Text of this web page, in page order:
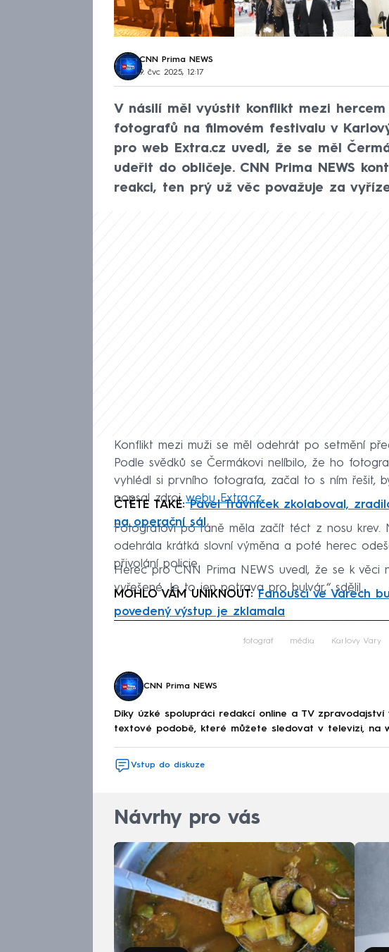
CNN Prima NEWS
9. čvc 2025, 12:17
V násilí měl vyústit konflikt mezi
fotografů na filmovém festivalu v
pro web Extra.cz uvedl, že se měl
udeřit do obličeje. CNN Prima NEWS
reakci, ten prý už věc považuje za
Konflikt mezi muži se měl odehrát po setmění
Podle svědků se Čermákovi nelíbilo, že ho
vyhlédl si prvního fotografa, začal to s ním řešit,
popsal zdroj webu Extra.cz.
ČTĚTE TAKÉ:Pavel Trávníček zkolaboval,
na operační sál
Fotografovi po ráně měla začít téct z nosu krev.
odehrála krátká slovní výměna a poté herec
přivolání policie.
Herec pro CNN Prima NEWS uvedl, že se k věci
vyřešené. Je to jen potrava pro bulvár,“ sdělil.
MOHLO VÁM UNIKNOUT:Fanoušci ve Varech
povedený výstup je zklamala
Failed to
fotograf média Karlovy Vary
CNN Prima NEWS
Díky úzké spolupráci redakcí online a TV
textové podobě, které můžete sledovat v televizi, na
Vstup do diskuze
Návrhy pro vás